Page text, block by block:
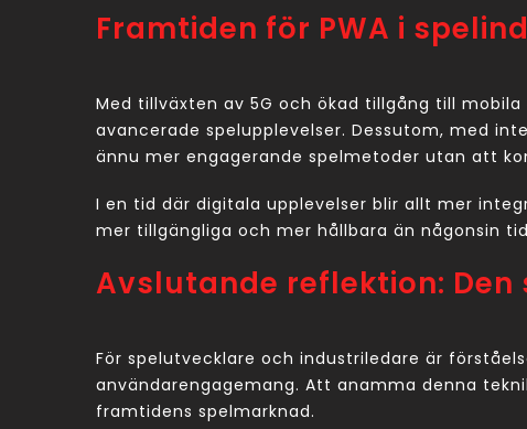
Framtiden för PWA i
Med tillväxten av 5G och ökad tillgång till
avancerade spelupplevelser. Dessutom, med
ännu mer engagerande spelmetoder utan att
I en tid där digitala upplevelser blir allt mer
mer tillgängliga och mer hållbara än någonsin
Avslutande reflektion:
För spelutvecklare och industriledare är
användarengagemang. Att anamma denna
framtidens spelmarknad.